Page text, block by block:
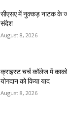
सीएसए में नुक्कड़ नाटक के
संदेश
August 8, 2026
क्राइस्ट चर्च कॉलेज में
योगदान को किया याद
August 8, 2026